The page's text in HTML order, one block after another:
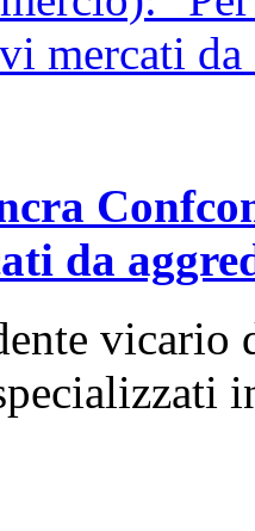
da
vicario